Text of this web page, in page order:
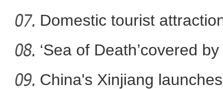
Domestic tourist
‘Sea of Death’covered
China's Xinjiang